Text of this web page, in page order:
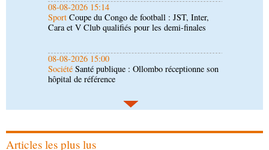
08-08-2026 15:00
SociétéSanté publique : Ollombo réceptionne son
hôpital de référence
08-08-2026 15:00
Société Lutte contre la corruption : les
parlementaires sensibilisés
08-08-2026 14:30
+" : la liste des participants publiée
Articles les plus lus